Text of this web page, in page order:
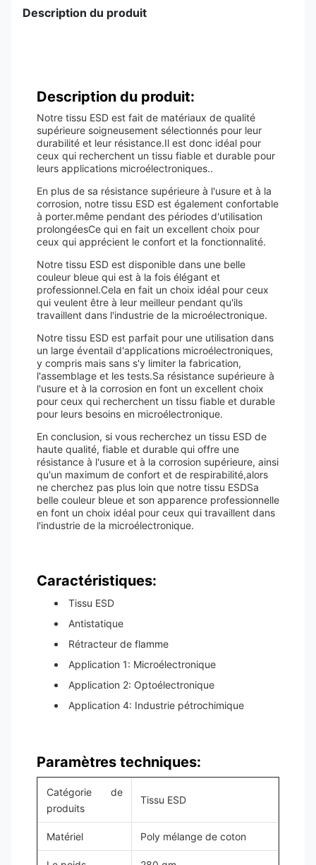
Description du produit
Description du produit:
Notre tissu ESD est fait de matériaux de qualité
supérieure soigneusement sélectionnés pour leur
durabilité et leur résistance.Il est donc idéal pour
ceux qui recherchent un tissu fiable et durable pour
leurs applications microélectroniques..
En plus de sa résistance supérieure à l'usure et à la
corrosion, notre tissu ESD est également confortable
à porter.même pendant des périodes d'utilisation
prolongéesCe qui en fait un excellent choix pour
ceux qui apprécient le confort et la fonctionnalité.
Notre tissu ESD est disponible dans une belle
couleur bleue qui est à la fois élégant et
professionnel.Cela en fait un choix idéal pour ceux
qui veulent être à leur meilleur pendant qu'ils
travaillent dans l'industrie de la microélectronique.
Notre tissu ESD est parfait pour une utilisation dans
un large éventail d'applications microélectroniques,
y compris mais sans s'y limiter la fabrication,
l'assemblage et les tests.Sa résistance supérieure à
l'usure et à la corrosion en font un excellent choix
pour ceux qui recherchent un tissu fiable et durable
pour leurs besoins en microélectronique.
En conclusion, si vous recherchez un tissu ESD de
haute qualité, fiable et durable qui offre une
résistance à l'usure et à la corrosion supérieure, ainsi
qu'un maximum de confort et de respirabilité,alors
ne cherchez pas plus loin que notre tissu ESDSa
belle couleur bleue et son apparence professionnelle
en font un choix idéal pour ceux qui travaillent dans
l'industrie de la microélectronique.
Caractéristiques:
Tissu ESD
Antistatique
Rétracteur de flamme
Application 1: Microélectronique
Application 2: Optoélectronique
Application 4: Industrie pétrochimique
Paramètres techniques:
Catégorie de
produits
Tissu ESD
Matériel Poly mélange de coton